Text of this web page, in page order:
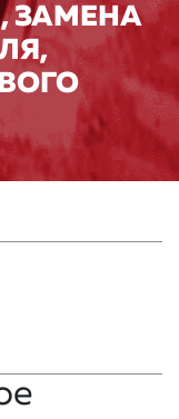
ЗАМЕНА